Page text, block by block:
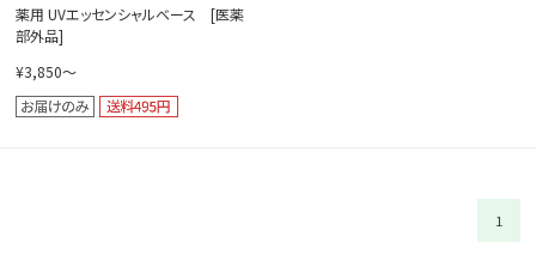
薬用 UVエッセンシャルベース [医薬
部外品]
¥3,850～
1